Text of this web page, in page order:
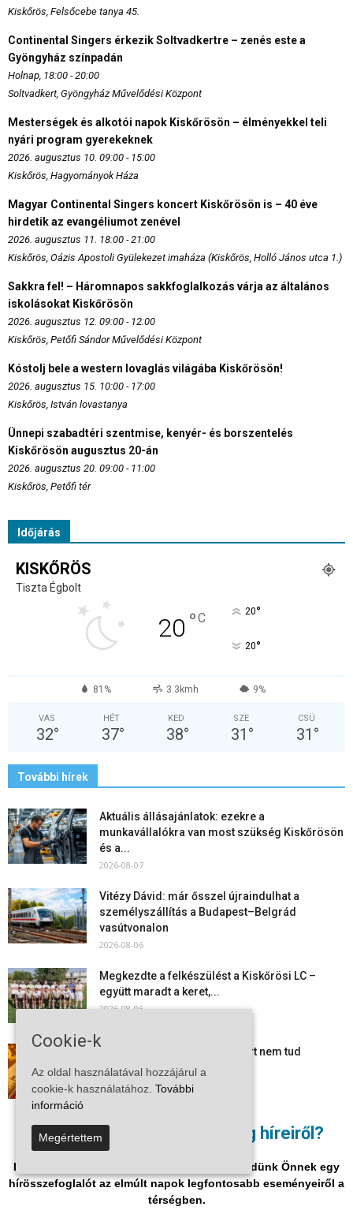
Nem akar lemaradni a térség híreiről?
Iratkozzon fel hírlevelükre, és mi hetente küldünk Önnek egy
hírösszefoglalót az elmúlt napok legfontosabb eseményeiről a
térségben.
Kiskőrös, Felsőcebe tanya 45.
Continental Singers érkezik Soltvadkertre – zenés este a
Gyöngyház színpadán
Holnap, 18:00 - 20:00
Soltvadkert, Gyöngyház Művelődési Központ
Mesterségek és alkotói napok Kiskőrösön – élményekkel teli
nyári program gyerekeknek
2026. augusztus 10. 09:00 - 15:00
Kiskőrös, Hagyományok Háza
Magyar Continental Singers koncert Kiskőrösön is – 40 éve
hirdetik az evangéliumot zenével
2026. augusztus 11. 18:00 - 21:00
Kiskőrös, Oázis Apostoli Gyülekezet imaháza (Kiskőrös, Holló János utca 1.)
Sakkra fel! – Háromnapos sakkfoglalkozás várja az általános
iskolásokat Kiskőrösön
2026. augusztus 12. 09:00 - 12:00
Kiskőrös, Petőfi Sándor Művelődési Központ
Kóstolj bele a western lovaglás világába Kiskőrösön!
2026. augusztus 15. 10:00 - 17:00
Kiskőrös, István lovastanya
Ünnepi szabadtéri szentmise, kenyér- és borszentelés
Kiskőrösön augusztus 20-án
2026. augusztus 20. 09:00 - 11:00
Kiskőrös, Petőfi tér
Időjárás
KISKŐRÖS
Tiszta Égbolt
20 °C 20°
20°
81% 3.3kmh 9%
VAS
32°
HÉT
37°
KED
38°
SZE
31 °
CSÜ
31 °
További hírek
Aktuális állásajánlatok: ezekre a
munkavállalókra van most szükség Kiskőrösön
és a...
2026-08-07
Vitézy Dávid: már ősszel újraindulhat a
személyszállítás a Budapest–Belgrád
vasútvonalon
2026-08-06
Megkezdte a felkészülést a Kiskőrösi LC –
együtt maradt a keret,...
2026-08-06
Mi történik Európa felett? Ezért nem tud
szabadulni a kontinens a...
2026-08-05
Folyamatosak a nyári karbantartási munkálatok
Kiskőrösön – útburkolati jeleket festenek és...
Cookie-k
Az oldal használatával hozzájárul a
cookie-k használatához. További
információ
Megértettem